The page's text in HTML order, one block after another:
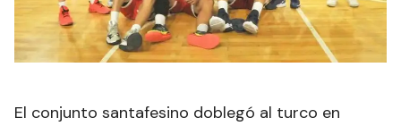
El conjunto santafesino doblegó al turco en